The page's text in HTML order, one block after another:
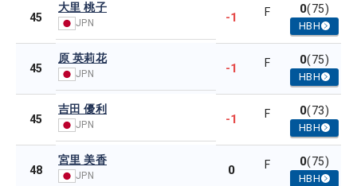
45
大里 桃子
JPN -1 F 0(75)
HBH
45
原 英莉花
JPN -1 F 0(75)
HBH
45
吉田 優利
JPN -1 F 0(73)
HBH
48
宮里 美香
JPN 0 F 0(75)
HBH